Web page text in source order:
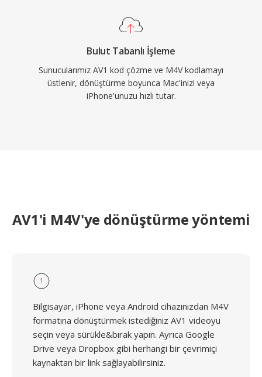
Bulut Tabanlı İşleme
Sunucularımız AV1 kod çözme ve M4V kodlamayı
üstlenir, dönüştürme boyunca Mac'inizi veya
iPhone'unuzu hızlı tutar.
AV1'i M4V'ye dönüştürme yöntemi
1
Bilgisayar, iPhone veya Android cihazınızdan M4V
formatına dönüştürmek istediğiniz AV1 videoyu
seçin veya sürükle&bırak yapın. Ayrıca Google
Drive veya Dropbox gibi herhangi bir çevrimiçi
kaynaktan bir link sağlayabilirsiniz.